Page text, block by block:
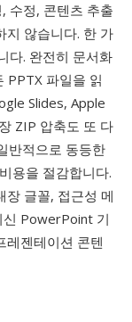
수정, 콘텐츠 추출
않습니다. 한 가
다. 완전히 문서화
PPTX 파일을 읽
Slides, Apple
ZIP 압축도 또 다
반적으로 동등한
용을 절감합니다.
글꼴, 접근성 메
신 PowerPoint 기
레젠테이션 콘텐